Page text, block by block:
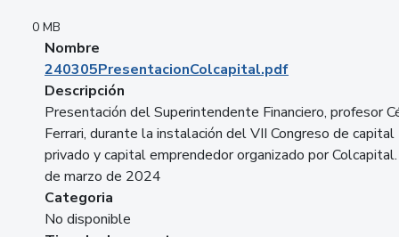
0 MB
Nombre
240305PresentacionColcapital.pdf
Descripción
Presentación del Superintendente Financiero, profesor
Ferrari, durante la instalación del VII Congreso de capital
privado y capital emprendedor organizado por
de marzo de 2024
Categoria
No disponible